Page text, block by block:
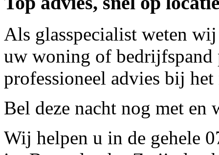
Als glasspecialist weten
uw woning of bedrijfspand
professioneel advies bij
Bel deze nacht nog met en
Wij helpen u in de gehele